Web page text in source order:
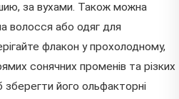
за вухами. Також можна
волосся або одяг для
флакон у прохолодному,
сонячних променів та різких
його ольфакторні